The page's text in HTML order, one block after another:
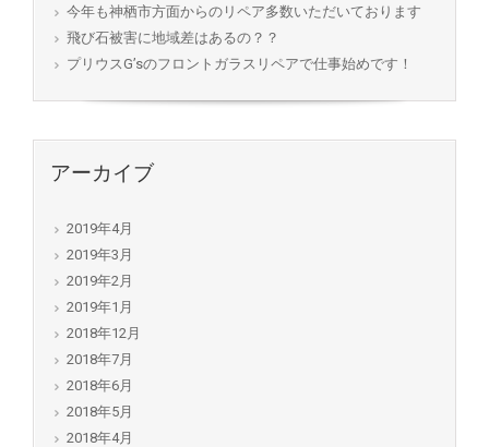
今年も神栖市方面からのリペア多数いただいております
飛び石被害に地域差はあるの？？
プリウスG’sのフロントガラスリペアで仕事始めです！
アーカイブ
2019年4月
2019年3月
2019年2月
2019年1月
2018年12月
2018年7月
2018年6月
2018年5月
2018年4月